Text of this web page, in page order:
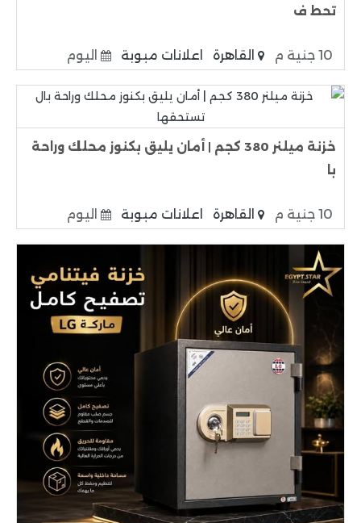
تحط ف
10 جنية م القاهرة اعلانات مبوبة اليوم
خزنة ميلنر 380 كجم | أمان يليق بكنوز محلك وراحة
با
10 جنية م القاهرة اعلانات مبوبة اليوم